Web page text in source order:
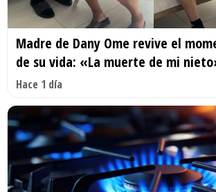
Madre de Dany Ome revive el
de su vida: «La muerte de mi
Hace 1 día